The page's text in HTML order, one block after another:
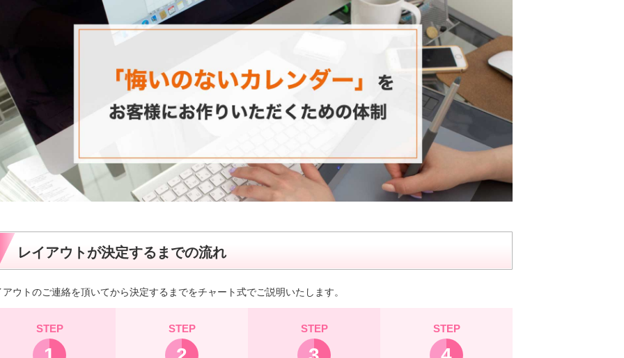
レイアウトが決定するまでの流れ
アウトのご連絡を頂いてから決定するまでをチャート式でご説明いたします。
STEP STEP STEP STEP